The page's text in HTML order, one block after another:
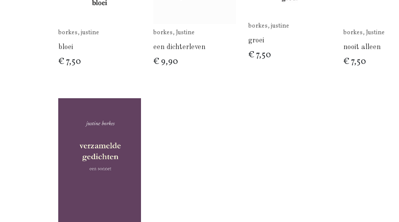
borkes, justine
bloei
€ 7,50
borkes, Justine
een dichterleven
€ 9,90
borkes, justine
groei
€ 7,50
borkes, Justine
nooit alleen
€ 7,50